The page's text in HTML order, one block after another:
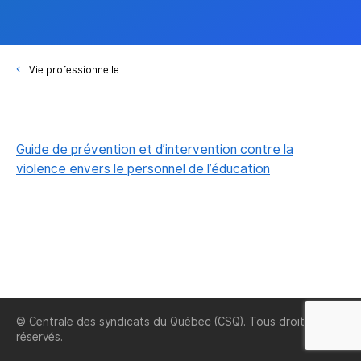
Vie professionnelle
Guide de prévention et d’intervention contre la
violence envers le personnel de l’éducation
© Centrale des syndicats du Québec (CSQ). Tous droits
réservés.